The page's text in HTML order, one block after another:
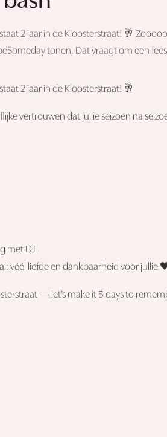
2 jaar in de Kloosterstraat! 🥂
tonen. Dat vraagt om een
2 jaar in de Kloosterstraat! 🥂
vertrouwen dat jullie seizoen na
met DJ
véél liefde en dankbaarheid voor jullie
— let’s make it 5 days to